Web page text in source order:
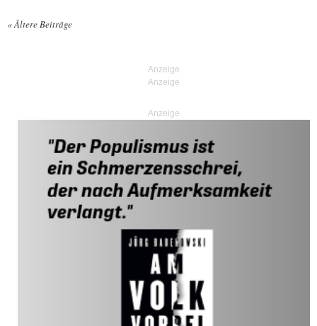
«Ältere Beiträge
Anzeige